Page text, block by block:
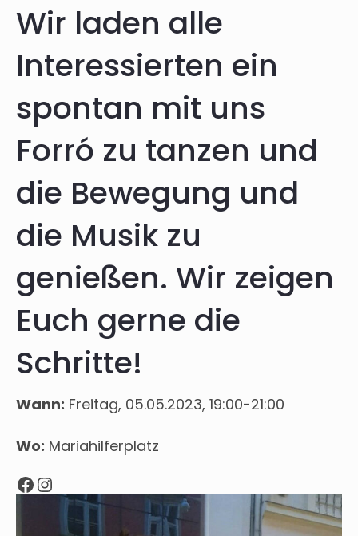
Wir laden alle
Interessierten ein
spontan mit uns
Forró zu tanzen und
die Bewegung und
die Musik zu
genießen. Wir zeigen
Euch gerne die
Schritte!
Wann: Freitag, 05.05.2023, 19:00-21:00
Wo: Mariahilferplatz
Facebook
Instagram